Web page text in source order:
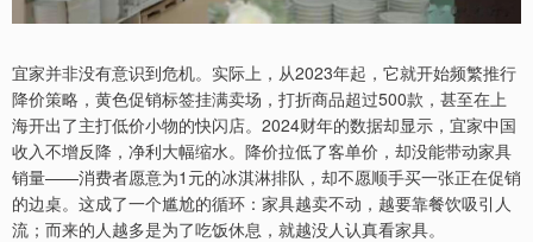
宜家并非没有意识到危机。实际上，从2023年起，它就开始频繁推行
降价策略，黄色促销标签挂满卖场，打折商品超过500款，甚至在上
海开出了主打低价小物的快闪店。2024财年的数据却显示，宜家中国
收入不增反降，净利大幅缩水。降价拉低了客单价，却没能带动家具
销量——消费者愿意为1元的冰淇淋排队，却不愿顺手买一张正在促销
的边桌。这成了一个尴尬的循环：家具越卖不动，越要靠餐饮吸引人
流；而来的人越多是为了吃饭休息，就越没人认真看家具。